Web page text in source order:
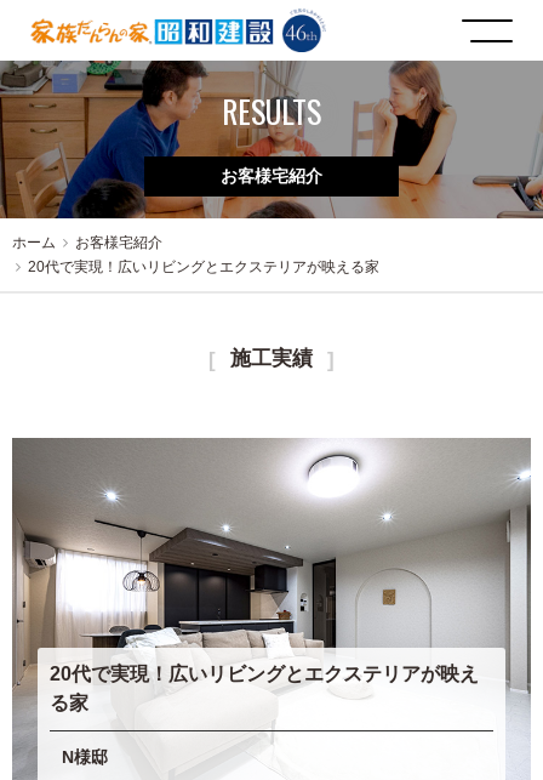
RESULTS
お客様宅紹介
ホーム
お客様宅紹介
20代で実現！広いリビングとエクステリアが映える家
施工実績
20代で実現！広いリビングとエクステリアが映え
る家
N様邸